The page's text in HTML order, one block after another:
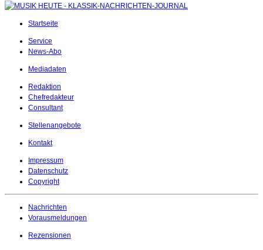
Startseite
Service
News-Abo
Mediadaten
Redaktion
Chefredakteur
Consultant
Stellenangebote
Kontakt
Impressum
Datenschutz
Copyright
Nachrichten
Vorausmeldungen
Rezensionen